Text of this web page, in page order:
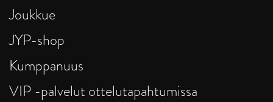
Joukkue
JYP-shop
Kumppanuus
VIP -palvelut ottelutapahtumissa